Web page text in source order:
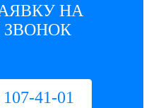
НА
ЗВОНОК
41-01